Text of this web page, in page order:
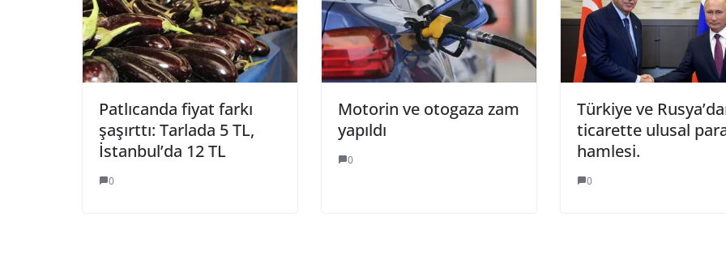
Patlıcanda fiyat farkı
şaşırttı: Tarlada 5 TL,
İstanbul’da 12 TL
0
Motorin ve otogaza zam
yapıldı
0
Türkiye ve
ticarette ulusal
hamlesi.
0